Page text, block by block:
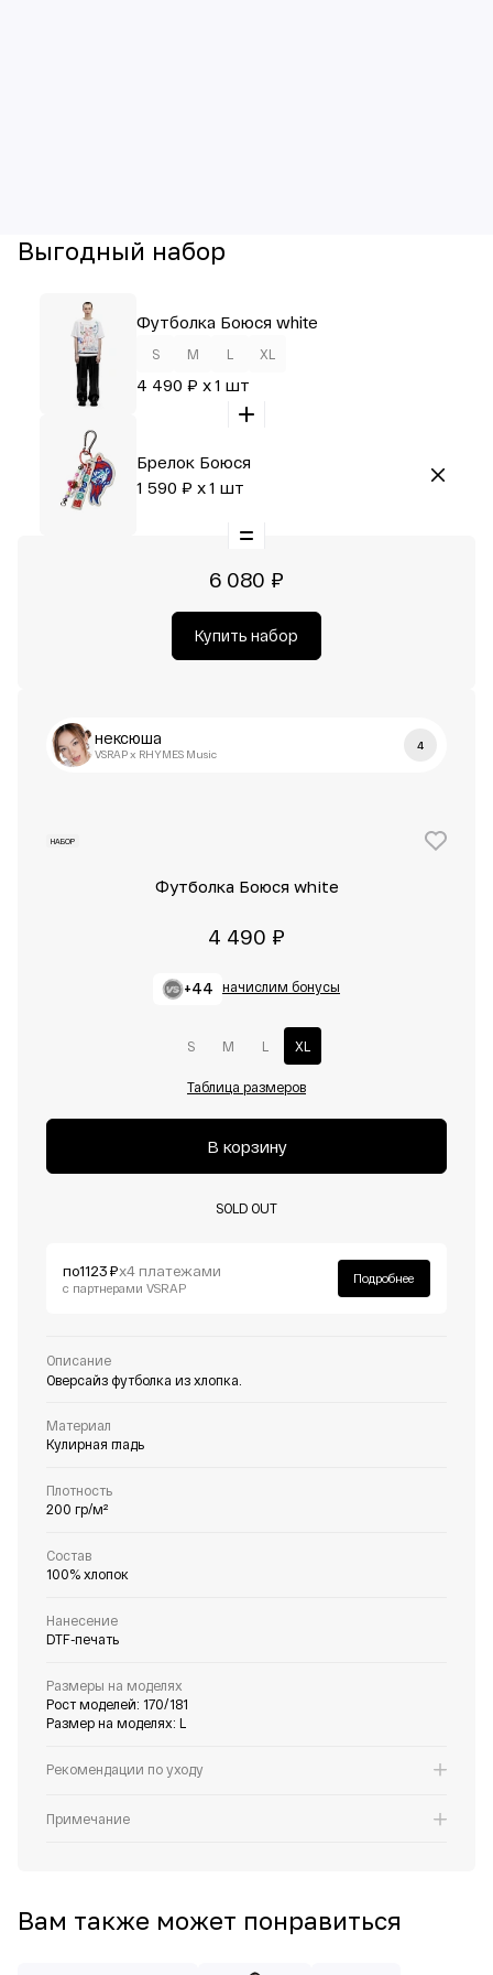
Выгодный набор
Футболка Боюся white
S M L XL
4 490 ₽ x 1 шт
Брелок Боюся
1 590 ₽ x 1 шт
6 080 ₽
Купить набор
нексюша
VSRAP x RHYMES Music
4
НАБОР
Футболка Боюся white
4 490 ₽
+44 начислим бонусы
S M L XL
Таблица размеров
В корзину
SOLD OUT
по 1123 ₽х4 платежами
с партнерами VSRAP
Подробнее
Описание
Оверсайз футболка из хлопка.
Материал
Кулирная гладь
Плотность
200 гр/м²
Состав
100% хлопок
Нанесение
DTF-печать
Размеры на моделях
Рост моделей: 170/181
Размер на моделях: L
Рекомендации по уходу
Примечание
Вам также может понравиться